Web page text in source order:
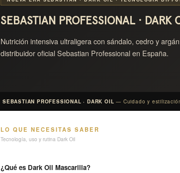
SEBASTIAN PROFESSIONAL · DARK
Nutrición intensiva ultraligera con sándalo, cedro y
distribuidor oficial Sebastian Professional en España.
SEBASTIAN PROFESSIONAL · DARK OIL— Cuidado y
LO QUE NECESITAS SABER
Tecnología, uso y rutina Dark Oil
¿Qué es Dark Oil Mascarilla?